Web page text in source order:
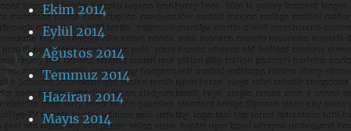
Ekim 2014
Eylül 2014
Ağustos 2014
Temmuz 2014
Haziran 2014
Mayıs 2014